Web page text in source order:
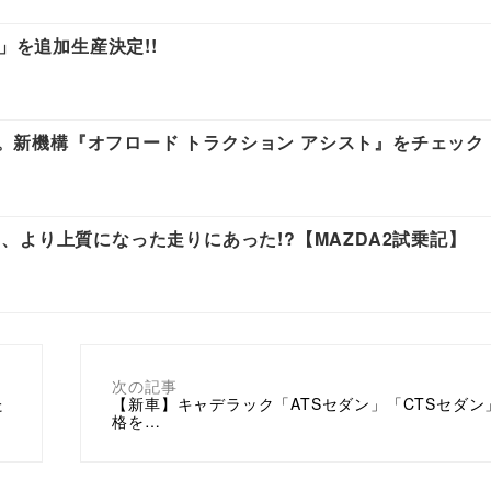
次の記事
【新車】キャデラック「ATSセダン」「CTSセダン
格を…
を追加生産決定!!
機構『オフロード トラクション アシスト』をチェック
より上質になった走りにあった!?【MAZDA2試乗記】